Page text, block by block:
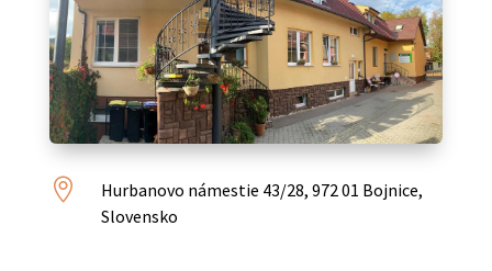

Hurbanovo námestie 43/28, 972 01 Bojnice,
Slovensko